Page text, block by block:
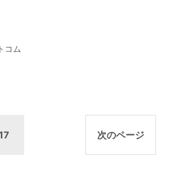
コム
次のページ